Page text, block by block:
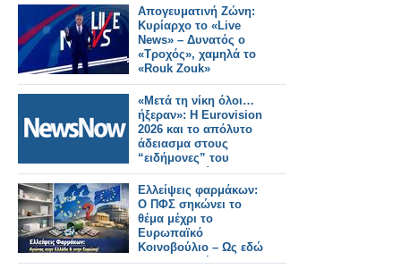
Απογευματινή Ζώνη:
Κυρίαρχο το «Live
News» – Δυνατός ο
«Τροχός», χαμηλά το
«Rouk Zouk»
«Μετά τη νίκη όλοι…
ήξεραν»: Η Eurovision
2026 και το απόλυτο
άδειασμα στους
“ειδήμονες” του
διαγωνισμού
Ελλείψεις φαρμάκων:
Ο ΠΦΣ σηκώνει το
θέμα μέχρι το
Ευρωπαϊκό
Κοινοβούλιο – Ως εδώ
με την ανοχή